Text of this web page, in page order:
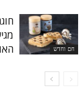
חם וחדש